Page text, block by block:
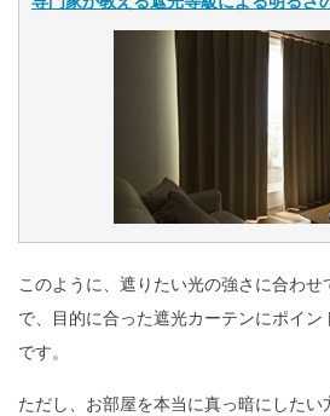
このように、遮りたい光の強さに合わせ
で、目的に合った遮光カーテンにポイ
です。
ただし、お部屋を本当に真っ暗にしたい